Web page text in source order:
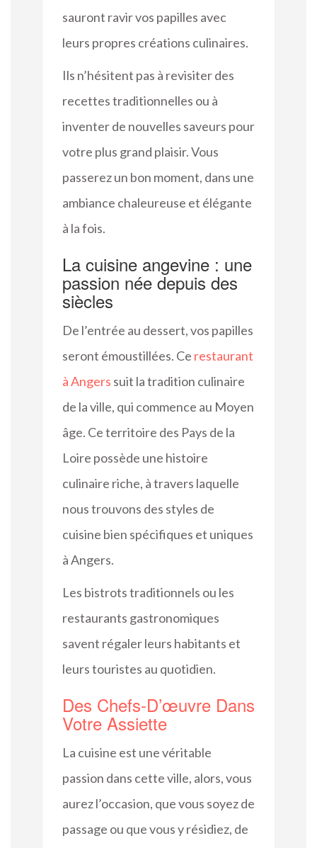
sauront ravir vos papilles avec
leurs propres créations culinaires.
Ils n’hésitent pas à revisiter des
recettes traditionnelles ou à
inventer de nouvelles saveurs pour
votre plus grand plaisir. Vous
passerez un bon moment, dans une
ambiance chaleureuse et élégante
à la fois.
La cuisine angevine : une
passion née depuis des
siècles
De l’entrée au dessert, vos papilles
seront émoustillées. Ce restaurant
à Angers suit la tradition culinaire
de la ville, qui commence au Moyen
âge. Ce territoire des Pays de la
Loire possède une histoire
culinaire riche, à travers laquelle
nous trouvons des styles de
cuisine bien spécifiques et uniques
à Angers.
Les bistrots traditionnels ou les
restaurants gastronomiques
savent régaler leurs habitants et
leurs touristes au quotidien.
Des Chefs-D’œuvre Dans
Votre Assiette
La cuisine est une véritable
passion dans cette ville, alors, vous
aurez l’occasion, que vous soyez de
passage ou que vous y résidiez, de